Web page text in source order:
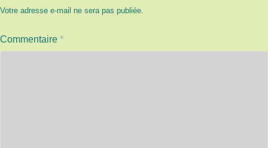
Votre adresse e-mail ne sera pas publiée.
Commentaire *